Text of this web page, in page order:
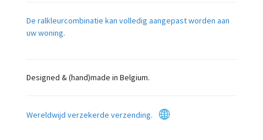
De ralkleurcombinatie kan volledig aangepast worden aan
uw woning.
Designed & (hand)made in Belgium.
Wereldwijd verzekerde verzending.